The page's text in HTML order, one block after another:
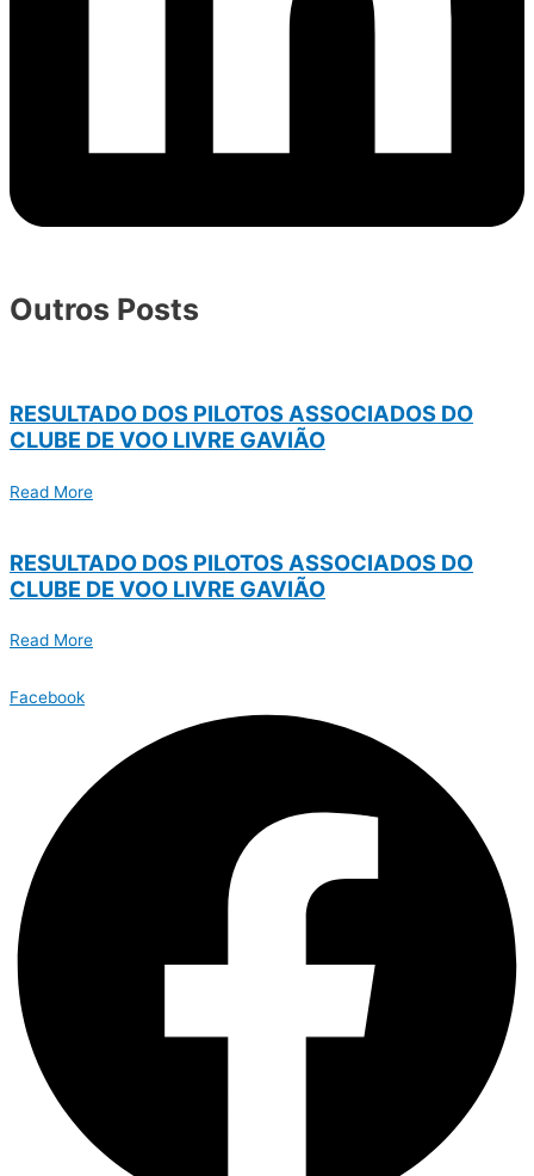
Outros Posts
RESULTADO DOS PILOTOS ASSOCIADOS DO
CLUBE DE VOO LIVRE GAVIÃO
Read More
RESULTADO DOS PILOTOS ASSOCIADOS DO
CLUBE DE VOO LIVRE GAVIÃO
Read More
Facebook